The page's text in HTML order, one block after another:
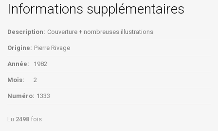
Informations supplémentaires
Description: Couverture + nombreuses illustrations
Origine: Pierre Rivage
Année: 1982
Mois: 2
Numéro: 1333
Lu 2498 fois